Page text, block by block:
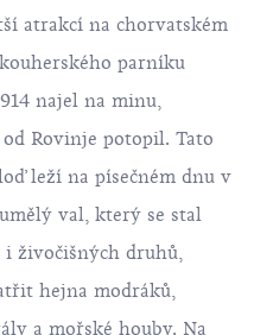
atrakcí na chorvatském
parníku
najel na minu,
Rovinje potopil. Tato
leží na písečném dnu v
val, který se stal
živočišných druhů,
hejna modráků,
a mořské houby. Na